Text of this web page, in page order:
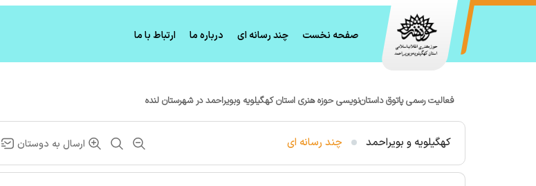
صفحه نخست چند رسانه ای درباره ما ارتباط با ما
فعالیت رسمی پاتوق داستان‌نویسی حوزه هنری استان کهگیلویه وبویراحمد در شهرستان لنده
کهگیلویه و بویراحمد چند رسانه ای ارسال به دوستان